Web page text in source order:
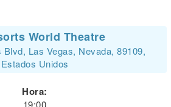
World Theatre
Blvd, Las Vegas, Nevada, 89109,
Estados Unidos
Hora:
19:00